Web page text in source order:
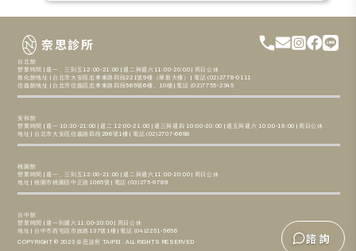
奈思診所
台北館
營業時間 | 週一、三到五12:00-21:00 | 週二與週六11:00-20:00 | 周日公休
敦化館地址 | 台北市大安區忠孝東路四段221號9樓（華新大樓） | 電話 (02)2778-0111
信義館地址 | 台北市信義區忠孝東路四段565號6樓、10樓 | 電話 (02)7755-2345
安和館
營業時間 | 週一 10:30-21:00 | 週二 12:00-21:00 | 週三與週四 10:00-20:00 | 週五與週六 10:00-19:00 | 周日公休
地址 | 台北市大安區信義路四段296號1樓 | 電話 (02)2707-6698
桃園館
營業時間 | 週一、三到五12:00-21:00 | 週二與週六11:00-20:00 | 周日公休
地址 | 桃園市桃園區中正路1065號 | 電話 (03)275-9789
台中館
營業時間 | 週一到週六11:00-20:00 | 周日公休
地址 | 台中市西屯區市政路137號1樓 | 電話 (04)2251-5656
COPYRIGHT © 2023 奈思診所 TAIPEI . ALL RIGHTS RESERVED 諮詢